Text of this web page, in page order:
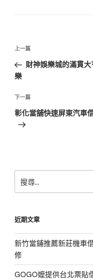
文
導
覽
上
一
篇
章
上一篇
財神娛樂城的滿貫
樂
下
一
篇
下一篇
彰化當舖快速屏東汽車
尋
字:
近期文章
新竹當鋪推薦新莊機車
修
GOGO嬤提供台北票貼